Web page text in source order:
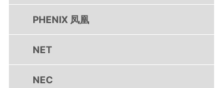
PHENIX 凤凰
NET
NEC